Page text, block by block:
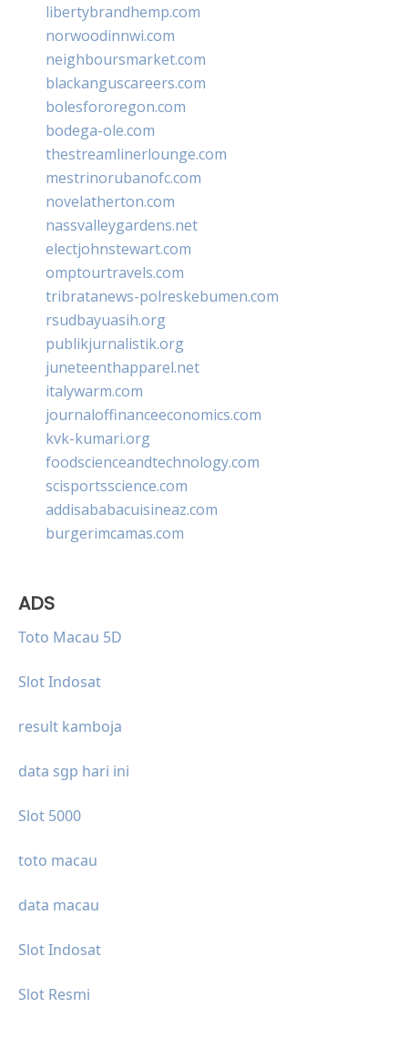
libertybrandhemp.com
norwoodinnwi.com
neighboursmarket.com
blackanguscareers.com
bolesfororegon.com
bodega-ole.com
thestreamlinerlounge.com
mestrinorubanofc.com
novelatherton.com
nassvalleygardens.net
electjohnstewart.com
omptourtravels.com
tribratanews-polreskebumen.com
rsudbayuasih.org
publikjurnalistik.org
juneteenthapparel.net
italywarm.com
journaloffinanceeconomics.com
kvk-kumari.org
foodscienceandtechnology.com
scisportsscience.com
addisababacuisineaz.com
burgerimcamas.com
ADS
Toto Macau 5D
Slot Indosat
result kamboja
data sgp hari ini
Slot 5000
toto macau
data macau
Slot Indosat
Slot Resmi